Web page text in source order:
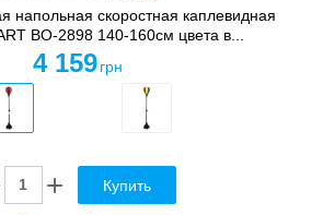
напольная скоростная каплевидная
BO-2898 140-160см цвета в...
4 159 грн
Купить